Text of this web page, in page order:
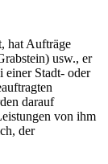
hat Aufträge
usw., er
einer Stadt- oder
darauf
von ihm
der